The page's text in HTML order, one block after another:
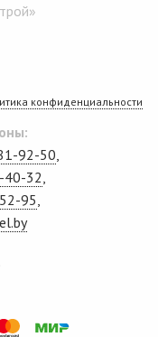
конфиденциальности
92-50
40-32
95